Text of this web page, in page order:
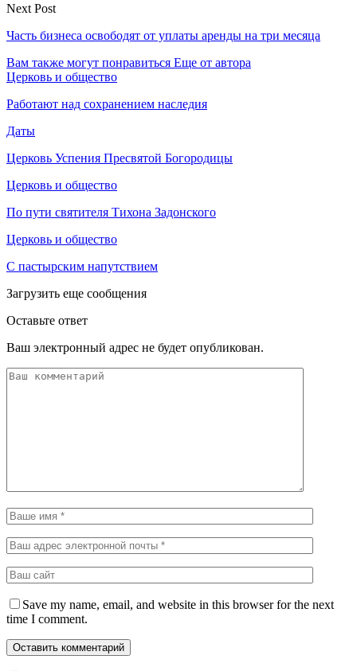
Next Post
Часть бизнеса освободят от уплаты аренды на три месяца
Вам также могут понравиться Еще от автора
Церковь и общество
Работают над сохранением наследия
Даты
Церковь Успения Пресвятой Богородицы
Церковь и общество
По пути святителя Тихона Задонского
Церковь и общество
С пастырским напутствием
Загрузить еще сообщения
Оставьте ответ
Ваш электронный адрес не будет опубликован.
Save my name, email, and website in this browser for the next
time I comment.